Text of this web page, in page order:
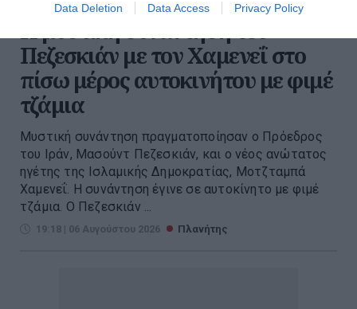
Data Deletion Data Access Privacy Policy
Η μυστική συνάντηση του
Πεζεσκιάν με τον Χαμενεΐ στο
πίσω μέρος αυτοκινήτου με φιμέ
τζάμια
Μυστική συνάντηση πραγματοποίησαν ο Πρόεδρος
του Ιράν, Μασούντ Πεζεσκιάν, και ο νέος ανώτατος
ηγέτης της Ισλαμικής Δημοκρατίας, Μοτζταμπά
Χαμενεΐ. Η συνάντηση έγινε σε αυτοκίνητο με φιμέ
τζάμια. Ο Πεζεσκιάν ...
19:18 | 06 Αυγούστου 2026 Πλανήτης